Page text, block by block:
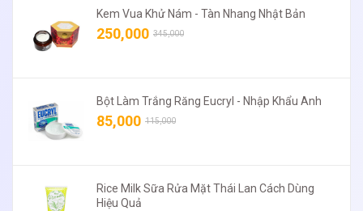
Kem Vua Khử Nám - Tàn Nhang Nhật Bản
250,000 345,000
Bột Làm Trắng Răng Eucryl - Nhập Khẩu Anh
85,000 115,000
Rice Milk Sữa Rửa Mặt Thái Lan Cách Dùng
Hiệu Quả